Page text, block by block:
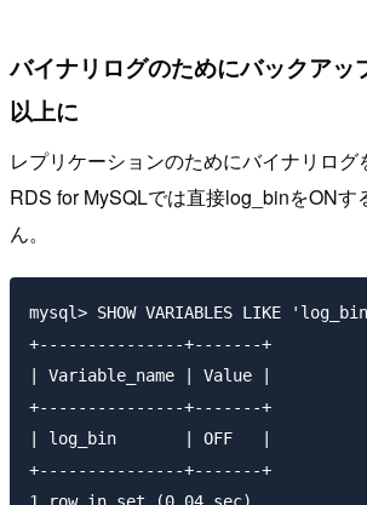
バイナリログのためにバックアッ
以上に
レプリケーションのためにバイナリログ
RDS for MySQLでは直接log_binをONす
ん。
mysql> SHOW VARIABLES LIKE
+---------------+-------+
| Variable_name | Value |
+---------------+-------+
| log_bin       | OFF   |
+---------------+-------+